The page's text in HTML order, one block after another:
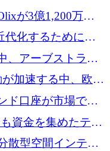
が3億1,200万ド
門を立ち上げ、7
代化するために
を調達
、アーブストラ社
械を発売
加速する中、欧州
確保
ド口座が市場で高
社の設立25周
様に配当金が支給
資金を集めたテク
散型空間インテリ